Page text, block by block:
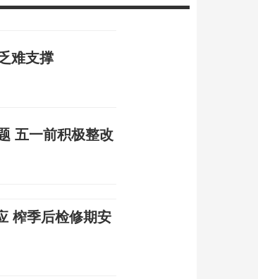
难支撑
五一前积极整改
榨季后检修期安